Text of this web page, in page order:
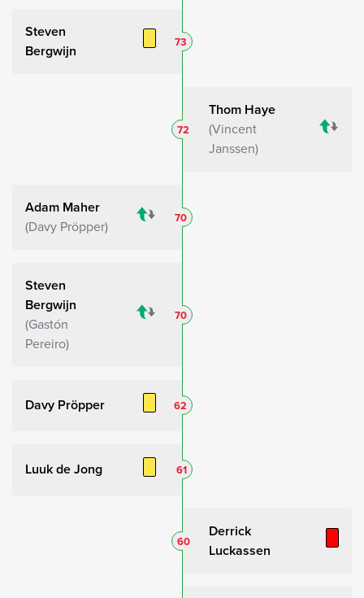
Steven
Bergwijn
73
Thom Haye
Vincent
Janssen
72
Adam Maher
Davy Pröpper
70
Steven
Bergwijn
Gastón
Pereiro
70
Davy Pröpper 62
Luuk de Jong 61
Derrick
Luckassen
60